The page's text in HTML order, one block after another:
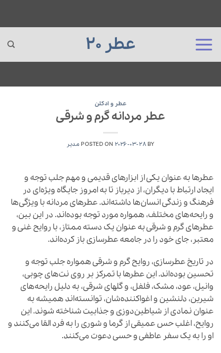
عطر 20
عطر و ادکلن
عطر مردانه گرم و شرقی
POSTED ON 2026-03-28BY مدیر
عطرها به عنوان یکی از ابزارهای قدیمی و مهم جلب توجه و
ایجاد ارتباط با دیگران، از دیرباز تا به امروز جایگاه ویژه‌ای در
فرهنگ و زندگی انسان‌ها داشته‌اند. عطرهای مردانه با ویژگی‌ها
و رایحه‌های مختلف، همواره مورد توجه بوده‌اند. در این بین،
عطرهای گرم و شرقی به عنوان یک دسته ممتاز، با روایح غنی و
معتبر، جای خود را در جامعه عطرسازی باز کرده‌اند.
در تاریخ عطرسازی، روایح گرم و شرقی همواره جلب توجه و
تحسین بوده‌اند. این عطرها با تمرکز بر روی نت‌های چوبی،
وانیل، عود، مشک، فلفل، و گلهای شرقی، به دلیل رایحه‌های
شیرین، دلنشین و اغواکننده‌شان، توانسته‌اند همیشه به
عنوان نمادی از شیاطین‌دوزی و جذابیت شناخته شوند. این
روایح، اغلب حس عمیقی از گرما و شوری را به فرد القا می‌کنند و
او را به یک سفر عاطفی و حسی دعوت می‌کنند.